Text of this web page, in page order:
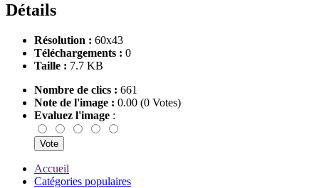
Détails
Résolution : 60x43
Téléchargements : 0
Taille : 7.7 KB
Nombre de clics : 661
Note de l'image : 0.00 (0 Votes)
Evaluez l'image :
Accueil
Catégories populaires